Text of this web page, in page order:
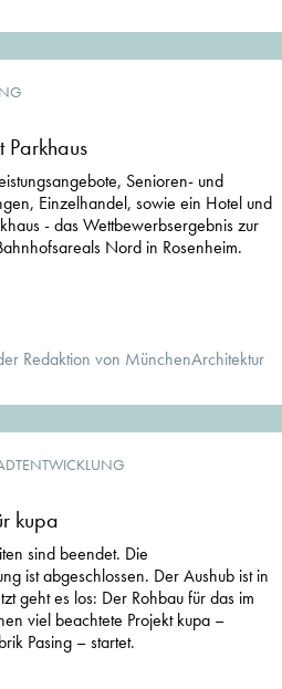
Parkhaus
Senioren- und
Einzelhandel, sowie ein Hotel und
- das Wettbewerbsergebnis zur
Nord in Rosenheim.
Redaktion von MünchenArchitektur
kupa
sind beendet. Die
ist abgeschlossen. Der Aushub ist in
geht es los: Der Rohbau für das im
viel beachtete Projekt kupa –
Pasing – startet.